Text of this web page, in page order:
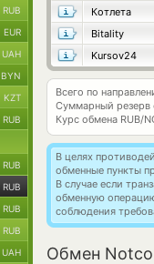
Котлета
Bitality
Kursov24
Всего по
Суммарный резерв
Курс обмена RUB/
В целях
обменные пункты
В случае если
обменную
соблюдения
Обмен
RUB
EUR
UAH
BYN
KZT
RUB
RUB
RUB
RUB
RUB
UAH